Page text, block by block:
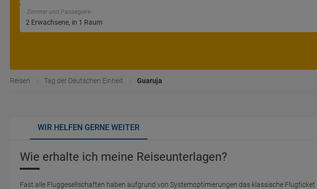
Zimmer und Passagiere
Reisen Tag der Deutschen Einheit Guaruja
WIR HELFEN GERNE WEITER
Wie erhalte ich meine Reiseunterlagen?
Fast alle Fluggesellschaften haben aufgrund von Systemoptimierungen das klassische Flugticket